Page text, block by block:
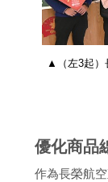
▲（左3起）
優化商品
作為長榮航